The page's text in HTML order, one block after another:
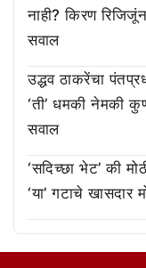
नाही? किरण
सवाल
उद्धव ठाकरेंचा
‘ती’ धमकी नेमकी
सवाल
‘सदिच्छा भेट’ की
‘या’ गटाचे खासदार